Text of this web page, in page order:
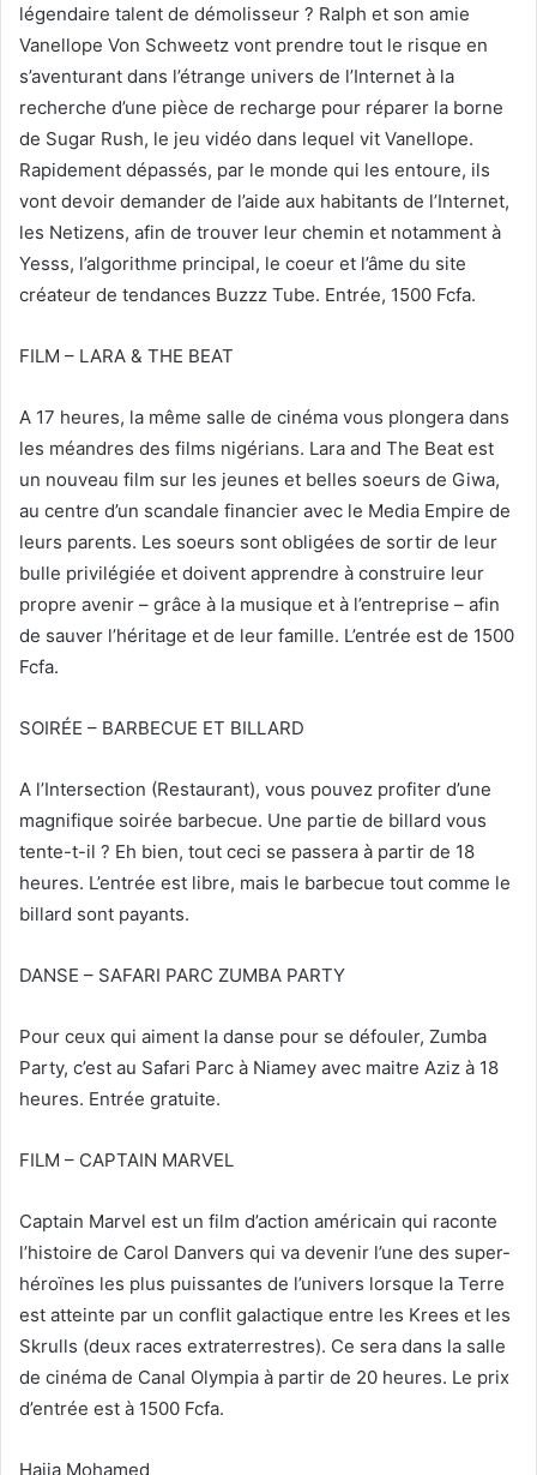
légendaire talent de démolisseur ? Ralph et son amie
Vanellope Von Schweetz vont prendre tout le risque en
s’aventurant dans l’étrange univers de l’Internet à la
recherche d’une pièce de recharge pour réparer la borne
de Sugar Rush, le jeu vidéo dans lequel vit Vanellope.
Rapidement dépassés, par le monde qui les entoure, ils
vont devoir demander de l’aide aux habitants de l’Internet,
les Netizens, afin de trouver leur chemin et notamment à
Yesss, l’algorithme principal, le coeur et l’âme du site
créateur de tendances Buzzz Tube. Entrée, 1500 Fcfa.
FILM – LARA & THE BEAT
A 17 heures, la même salle de cinéma vous plongera dans
les méandres des films nigérians. Lara and The Beat est
un nouveau film sur les jeunes et belles soeurs de Giwa,
au centre d’un scandale financier avec le Media Empire de
leurs parents. Les soeurs sont obligées de sortir de leur
bulle privilégiée et doivent apprendre à construire leur
propre avenir – grâce à la musique et à l’entreprise – afin
de sauver l’héritage et de leur famille. L’entrée est de 1500
Fcfa.
SOIRÉE – BARBECUE ET BILLARD
A l’Intersection (Restaurant), vous pouvez profiter d’une
magnifique soirée barbecue. Une partie de billard vous
tente-t-il ? Eh bien, tout ceci se passera à partir de 18
heures. L’entrée est libre, mais le barbecue tout comme le
billard sont payants.
DANSE – SAFARI PARC ZUMBA PARTY
Pour ceux qui aiment la danse pour se défouler, Zumba
Party, c’est au Safari Parc à Niamey avec maitre Aziz à 18
heures. Entrée gratuite.
FILM – CAPTAIN MARVEL
Captain Marvel est un film d’action américain qui raconte
l’histoire de Carol Danvers qui va devenir l’une des super-
héroïnes les plus puissantes de l’univers lorsque la Terre
est atteinte par un conflit galactique entre les Krees et les
Skrulls (deux races extraterrestres). Ce sera dans la salle
de cinéma de Canal Olympia à partir de 20 heures. Le prix
d’entrée est à 1500 Fcfa.
Hajia Mohamed